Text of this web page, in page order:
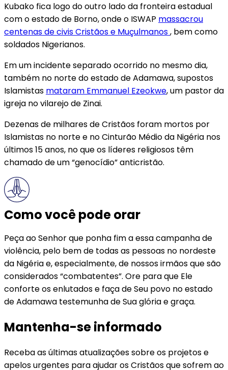
Kubako fica logo do outro lado da fronteira estadual
com o estado de Borno, onde o ISWAP massacrou
centenas de civis Cristãos e Muçulmanos, bem como
soldados Nigerianos.
Em um incidente separado ocorrido no mesmo dia,
também no norte do estado de Adamawa, supostos
Islamistas mataram Emmanuel Ezeokwe, um pastor da
igreja no vilarejo de Zinai.
Dezenas de milhares de Cristãos foram mortos por
Islamistas no norte e no Cinturão Médio da Nigéria nos
últimos 15 anos, no que os líderes religiosos têm
chamado de um “genocídio” anticristão.
Como você pode orar
Peça ao Senhor que ponha fim a essa campanha de
violência, pelo bem de todas as pessoas no nordeste
da Nigéria e, especialmente, de nossos irmãos que são
considerados “combatentes”. Ore para que Ele
conforte os enlutados e faça de Seu povo no estado
de Adamawa testemunha de Sua glória e graça.
Mantenha-se informado
Receba as últimas atualizações sobre os projetos e
apelos urgentes para ajudar os Cristãos que sofrem ao